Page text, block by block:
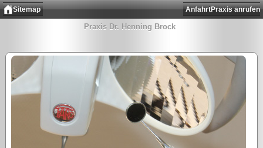
Sitemap Praxis anrufen
Anfahrt
Praxis Dr. Henning Brock